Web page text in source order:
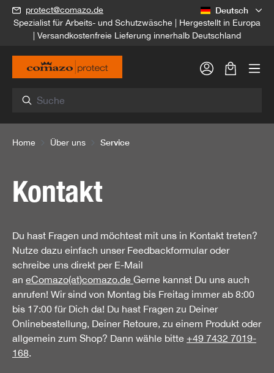
springen
protect@comazo.de
Spezialist für Arbeits- und Schutzwäsche | Hergestellt in Europa
| Versandkostenfreie Lieferung innerhalb Deutschland
Deutsch
Home Über uns Service
Kontakt
Du hast Fragen und möchtest mit uns in Kontakt treten?
Nutze dazu einfach unser Feedbackformular oder
schreibe uns direkt per E-Mail
an eComazo(at)comazo.de Gerne kannst Du uns auch
anrufen! Wir sind von Montag bis Freitag immer ab 8:00
bis 17:00 für Dich da! Du hast Fragen zu Deiner
Onlinebestellung, Deiner Retoure, zu einem Produkt oder
allgemein zum Shop? Dann wähle bitte +49 7432 7019-
168.